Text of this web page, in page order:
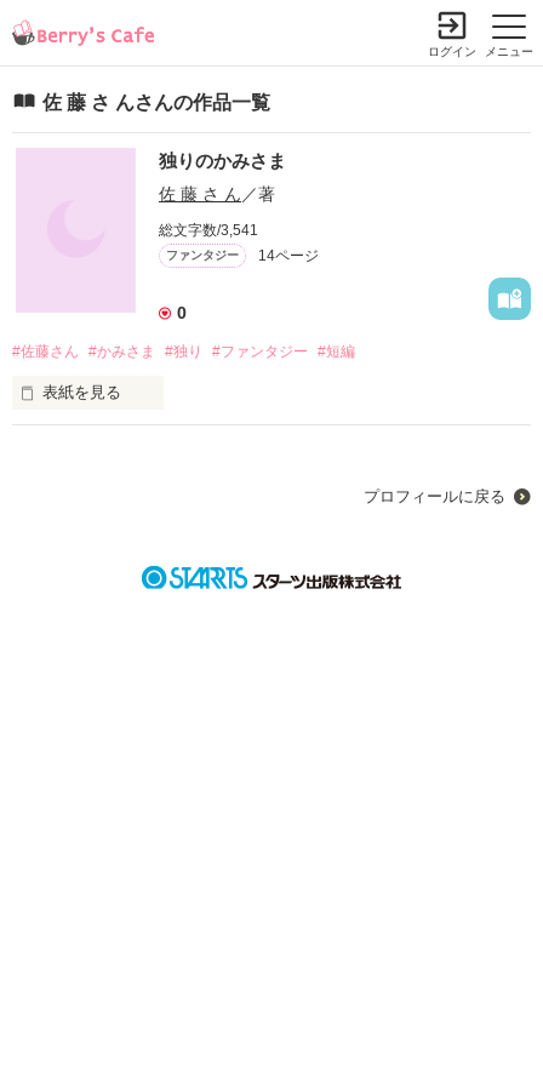
メニュー
ログイン
佐 藤 さ んさんの作品一覧
独りのかみさま
佐 藤 さ ん ／著
総文字数/3,541
ファンタジー 14ページ
0
#佐藤さん #かみさま #独り #ファンタジー #短編
表紙を見る
プロフィールに戻る